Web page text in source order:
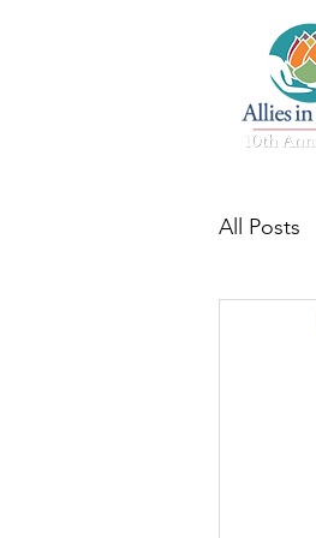
All Posts